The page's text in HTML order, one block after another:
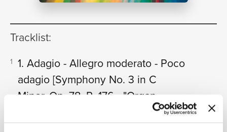
Tracklist:
1 1. Adagio - Allegro moderato - Poco
adagio[Symphony No. 3 in C
Minor, Op. 78, R. 176 - "Organ
19:28
Gaston Litaize, Chicago Symphony Orchestra, Daniel
RICERCA
CHI